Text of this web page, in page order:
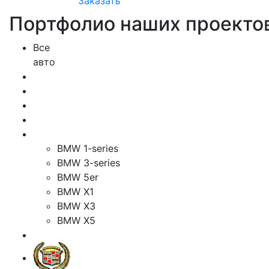
Портфолио наших
Все
авто
BMW 1-series
BMW 3-series
BMW 5er
BMW X1
BMW X3
BMW X5